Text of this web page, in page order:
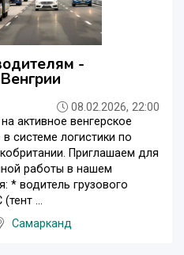
-
08.02.2026, 22:00
активное венгерское
системе логистики по
Приглашаем для
работы в нашем
* водитель грузового
...
Самарканд